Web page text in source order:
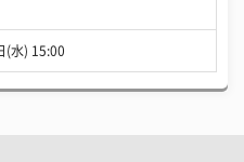
(水) 15:00